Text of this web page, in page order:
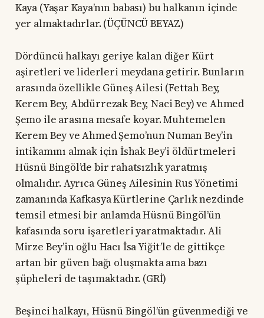
Kaya (Yaşar Kaya’nın babası) bu halkanın içinde
yer almaktadırlar. (ÜÇÜNCÜ BEYAZ)
Dördüncü halkayı geriye kalan diğer Kürt
aşiretleri ve liderleri meydana getirir. Bunların
arasında özellikle Güneş Ailesi (Fettah Bey,
Kerem Bey, Abdürrezak Bey, Naci Bey) ve Ahmed
Şemo ile arasına mesafe koyar. Muhtemelen
Kerem Bey ve Ahmed Şemo’nun Numan Bey’in
intikamını almak için İshak Bey’i öldürtmeleri
Hüsnü Bingöl’de bir rahatsızlık yaratmış
olmalıdır. Ayrıca Güneş Ailesinin Rus Yönetimi
zamanında Kafkasya Kürtlerine Çarlık nezdinde
temsil etmesi bir anlamda Hüsnü Bingöl’ün
kafasında soru işaretleri yaratmaktadır. Ali
Mirze Bey’in oğlu Hacı İsa Yiğit’le de gittikçe
artan bir güven bağı oluşmakta ama bazı
şüpheleri de taşımaktadır. (GRİ)
Beşinci halkayı, Hüsnü Bingöl’ün güvenmediği ve